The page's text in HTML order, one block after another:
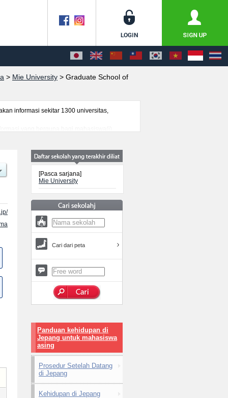
> Mie University > Graduate School of
informasi sekitar 1300 universitas,
[Pasca sarjana]
Mie University
Cari dari peta
Panduan kehidupan di
Jepang untuk mahasiswa
asing
Prosedur Setelah Datang
di Jepang
Kehidupan di Jepang